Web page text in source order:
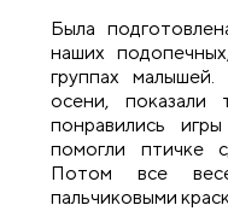
Была
наших
группах
осени, показали
понравились
помогли птичке
Потом все
пальчиковыми